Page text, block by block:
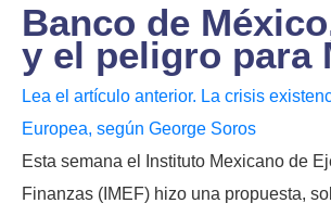
Banco de
y el peligro para
Lea el artículo anterior. La crisis
Europea, según George Soros
Esta semana el Instituto Mexicano de
Finanzas (IMEF) hizo una propuesta,